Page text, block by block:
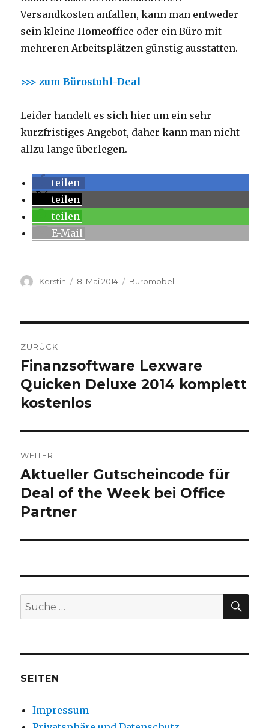
Versandkosten anfallen, kann man entweder
sein kleine Homeoffice oder ein Büro mit
mehreren Arbeitsplätzen günstig ausstatten.
>>> zum Bürostuhl-Deal
Leider handelt es sich hier um ein sehr
kurzfristiges Angebot, daher kann man nicht
allzu lange überlegen.
teilen
teilen
teilen
E-Mail
Autor
Kerstin
Veröffentlicht
8. Mai 2014 Kategorien
Büromöbel
ZURÜCK
Vorheriger
Beitrag:
Finanzsoftware Lexware
Quicken Deluxe 2014 komplett
kostenlos
WEITER
Nächster
Beitrag:
Aktueller Gutscheincode für
Deal of the Week bei Office
Partner
Suche
nach:
SEITEN
Impressum